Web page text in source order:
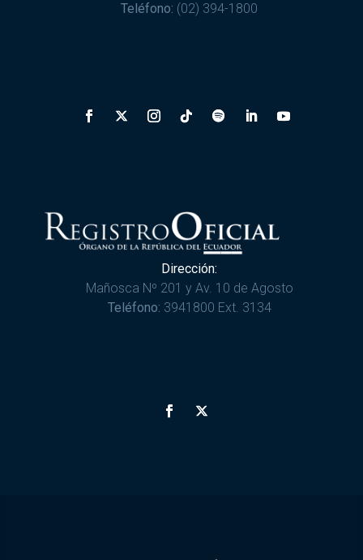
Teléfono: (02) 394-1800
Dirección:
Mañosca Nº 201 y Av. 10 de Agosto
Teléfono: 3941800 Ext. 3134